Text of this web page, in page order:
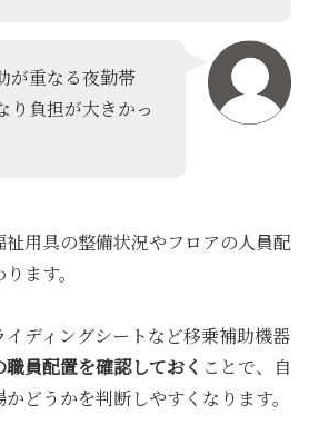
が重なる夜勤帯
り負担が大きかっ
用具の整備状況やフロアの人員配
ます。
ディングシートなど移乗補助機器
員配置を確認しておく ことで、自
どうかを判断しやすくなります。